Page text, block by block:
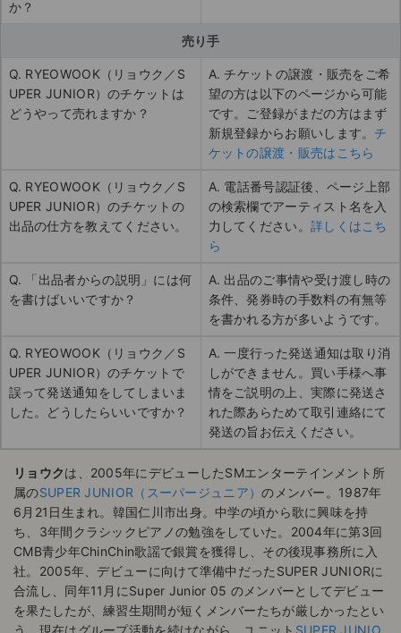
か？
売り手
Q. RYEOWOOK（リョウク／S
UPER JUNIOR）のチケットは
どうやって売れますか？
A. チケットの譲渡・販売をご希
望の方は以下のページから可能
です。ご登録がまだの方はまず
新規登録からお願いします。 チ
ケットの譲渡・販売はこちら
Q. RYEOWOOK（リョウク／S
UPER JUNIOR）のチケットの
出品の仕方を教えてください。
A. 電話番号認証後、ページ上部
の検索欄でアーティスト名を入
力してください。 詳しくはこち
ら
Q. 「出品者からの説明」には何
を書けばいいですか？
A. 出品のご事情や受け渡し時の
条件、発券時の手数料の有無等
を書かれる方が多いようです。
Q. RYEOWOOK（リョウク／S
UPER JUNIOR）のチケットで
誤って発送通知をしてしまいま
した。どうしたらいいですか？
A. 一度行った発送通知は取り消
しができません。買い手様へ事
情をご説明の上、実際に発送さ
れた際あらためて取引連絡にて
発送の旨お伝えください。
リョウクは、2005年にデビューしたSMエンターテインメント所
属のSUPER JUNIOR（スーパージュニア）のメンバー。1987年
6月21日生まれ。韓国仁川市出身。中学の頃から歌に興味を持
ち、3年間クラシックピアノの勉強をしていた。2004年に第3回
CMB青少年ChinChin歌謡で銀賞を獲得し、その後現事務所に入
社。2005年、デビューに向けて準備中だったSUPER JUNIORに
合流し、同年11月にSuper Junior 05 のメンバーとしてデビュー
を果たしたが、練習生期間が短くメンバーたちが厳しかったとい